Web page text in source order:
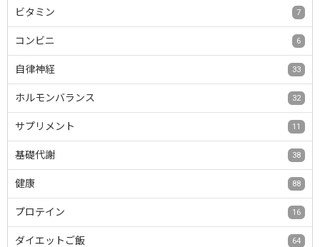
ビタミン 7
コンビニ 6
自律神経 33
ホルモンバランス 32
サプリメント 11
基礎代謝 38
健康 88
プロテイン 16
ダイエットご飯 64